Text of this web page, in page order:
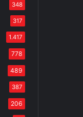
348
317
1.417
778
489
387
206